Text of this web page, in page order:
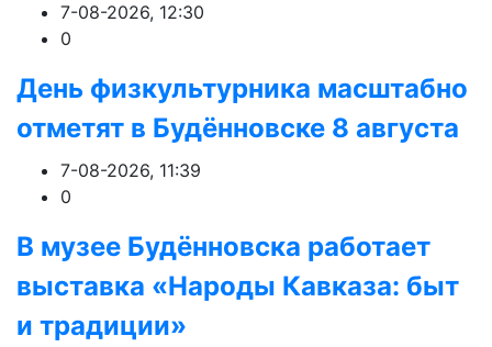
7-08-2026, 12:30
0
День физкультурника масштабно
отметят в Будённовске 8 августа
7-08-2026, 11:39
0
В музее Будённовска работает
выставка «Народы Кавказа: быт
и традиции»